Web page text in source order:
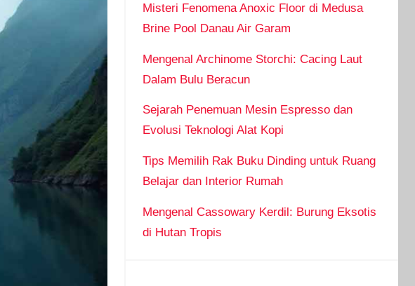
Misteri Fenomena Anoxic Floor di Medusa
Brine Pool Danau Air Garam
Mengenal Archinome Storchi: Cacing Laut
Dalam Bulu Beracun
Sejarah Penemuan Mesin Espresso dan
Evolusi Teknologi Alat Kopi
Tips Memilih Rak Buku Dinding untuk Ruang
Belajar dan Interior Rumah
Mengenal Cassowary Kerdil: Burung Eksotis
di Hutan Tropis